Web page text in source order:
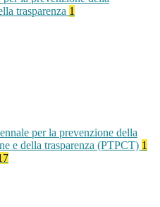
trasparenza 1
per la prevenzione della
e della trasparenza (PTPCT) 1